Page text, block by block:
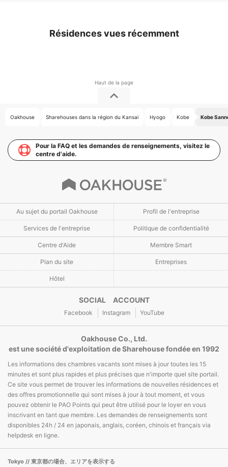
Résidences vues récemment
Oakhouse Sharehouses dans la région du Kansai Hyogo Kobe Kobe
Pour la FAQ et les demandes de renseignements, visitez le
centre d'aide.
Au sujet du portail Oakhouse Profil de l'entreprise
Services de l'entreprise Politique de confidentialité
Centre d'Aide Membre Smart
Plan du site Entreprises
Hôtel
SOCIAL ACCOUNT
Facebook Instagram YouTube
Oakhouse Co., Ltd.
est une société d'exploitation de Sharehouse fondée en 1992
Les informations des chambres vacants sont mises à jour toutes les 15
minutes et sont plus rapides et plus précises que n'importe quel site portail.
Ce site vous permet de trouver les informations de nouvelles résidences et
des offres promotionnelle qui sont mises à jour à tout moment, et vous
pouvez obtenir le PAO Points qui peut être utilisé pour le loyer en vous
inscrivant en tant que membre. Les demandes de renseignements sont
disponibles 24h / 24 en japonais, anglais, coréen, chinois et français via
helpdesk en ligne.
Tokyo // 東京都の場合、エリアを表示する